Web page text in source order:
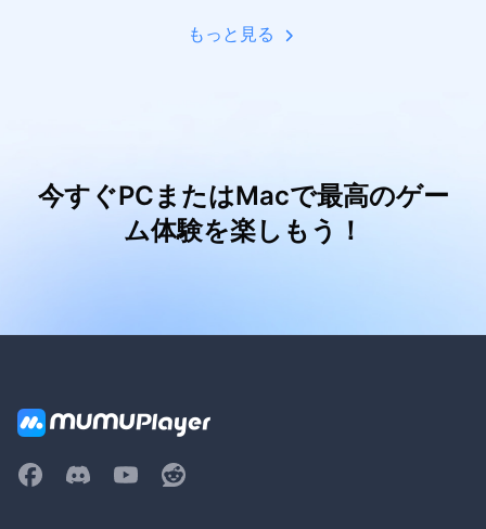
もっと見る
今すぐPCまたはMacで最高のゲー
ム体験を楽しもう！